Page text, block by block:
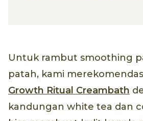
Untuk rambut smoothing
patah, kami
Growth Ritual Creambath
kandungan white tea dan